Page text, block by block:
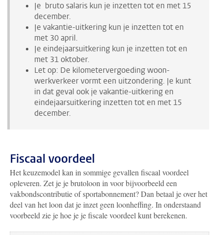
Je bruto salaris kun je inzetten tot en met 15
december.
Je vakantie-uitkering kun je inzetten tot en
met 30 april.
Je eindejaarsuitkering kun je inzetten tot en
met 31 oktober.
Let op: De kilometervergoeding woon-
werkverkeer vormt een uitzondering. Je kunt
in dat geval ook je vakantie-uitkering en
eindejaarsuitkering inzetten tot en met 15
december.
Fiscaal voordeel
Het keuzemodel kan in sommige gevallen fiscaal voordeel
opleveren. Zet je je brutoloon in voor bijvoorbeeld een
vakbondscontributie of sportabonnement? Dan betaal je over het
deel van het loon dat je inzet geen loonheffing. In onderstaand
voorbeeld zie je hoe je je fiscale voordeel kunt berekenen.